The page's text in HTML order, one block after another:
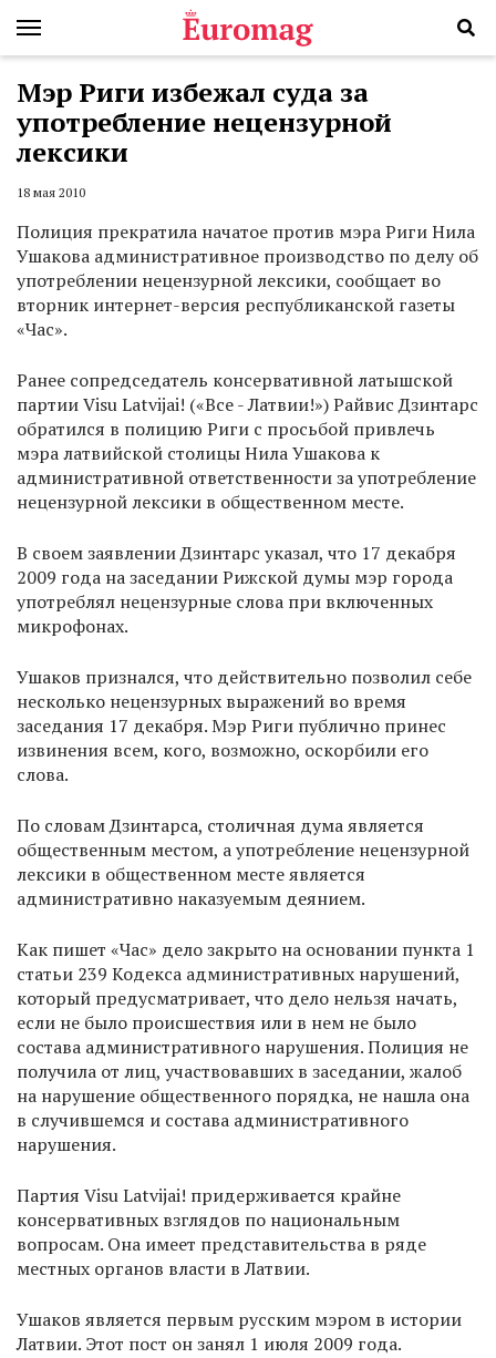
Мэр Риги избежал суда за
употребление нецензурной
лексики
18 мая 2010
Полиция прекратила начатое против мэра Риги Нила
Ушакова административное производство по делу об
употреблении нецензурной лексики, сообщает во
вторник интернет-версия республиканской газеты
«Час».
Ранее сопредседатель консервативной латышской
партии Visu Latvijai! («Все - Латвии!») Райвис Дзинтарс
обратился в полицию Риги с просьбой привлечь
мэра латвийской столицы Нила Ушакова к
административной ответственности за употребление
нецензурной лексики в общественном месте.
В своем заявлении Дзинтарс указал, что 17 декабря
2009 года на заседании Рижской думы мэр города
употреблял нецензурные слова при включенных
микрофонах.
Ушаков признался, что действительно позволил себе
несколько нецензурных выражений во время
заседания 17 декабря. Мэр Риги публично принес
извинения всем, кого, возможно, оскорбили его
слова.
По словам Дзинтарса, столичная дума является
общественным местом, а употребление нецензурной
лексики в общественном месте является
административно наказуемым деянием.
Как пишет «Час» дело закрыто на основании пункта 1
статьи 239 Кодекса административных нарушений,
который предусматривает, что дело нельзя начать,
если не было происшествия или в нем не было
состава административного нарушения. Полиция не
получила от лиц, участвовавших в заседании, жалоб
на нарушение общественного порядка, не нашла она
в случившемся и состава административного
нарушения.
Партия Visu Latvijai! придерживается крайне
консервативных взглядов по национальным
вопросам. Она имеет представительства в ряде
местных органов власти в Латвии.
Ушаков является первым русским мэром в истории
Латвии. Этот пост он занял 1 июля 2009 года.